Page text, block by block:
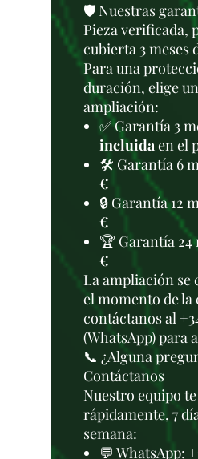
🛡️ Nuestras
Pieza verificada,
cubierta 3 meses
Para una
duración, elige
ampliación:
✅ Garantía 3
incluidaen el
🛠️ Garantía 6
€
🔒 Garantía 12
€
🏆 Garantía 24
€
La ampliación se
el momento de la
contáctanos al
(WhatsApp) para
📞 ¿Alguna
Contáctanos
Nuestro equipo
rápidamente, 7
semana:
💬 WhatsApp: